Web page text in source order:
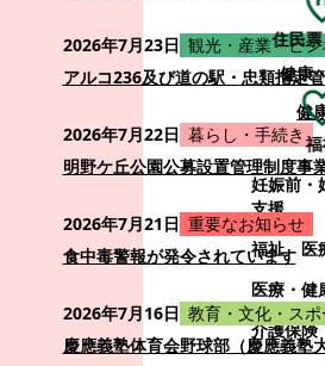
健康
健
妊娠前・
支援
福祉
医
医療・健
介護保険
2026年7月23日 観光・産業・ビ
アルコ236及び道の駅・忠類指定
2026年7月22日 暮らし・手続き
明野ケ丘公園公募設置管理制度事
2026年7月21日 重要なお知らせ
食中毒警報が発令されています
2026年7月16日 教育・文化・スポ
慶應義塾体育会野球部（慶應義塾
住民